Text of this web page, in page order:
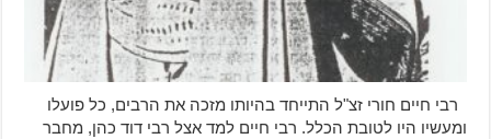
רבי חיים חורי זצ"ל התייחד בהיותו מזכה את הרבים, כל פועלו
ומעשיו היו לטובת הכלל. רבי חיים למד אצל רבי דוד כהן, מחבר